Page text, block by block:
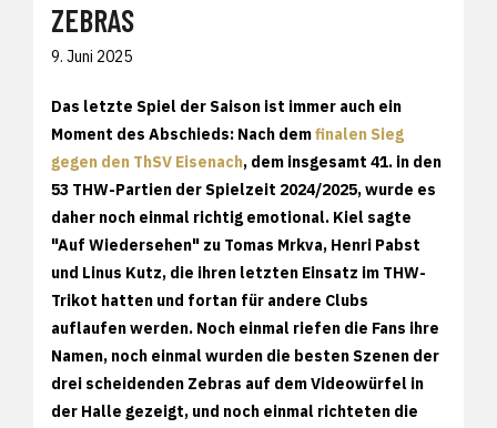
ZEBRAS
9. Juni 2025
Das letzte Spiel der Saison ist immer auch ein
Moment des Abschieds: Nach demfinalen Sieg
gegen den ThSV Eisenach, dem insgesamt 41. in den
53 THW-Partien der Spielzeit 2024/2025, wurde es
daher noch einmal richtig emotional. Kiel sagte
"Auf Wiedersehen" zu Tomas Mrkva, Henri Pabst
und Linus Kutz, die ihren letzten Einsatz im THW-
Trikot hatten und fortan für andere Clubs
auflaufen werden. Noch einmal riefen die Fans ihre
Namen, noch einmal wurden die besten Szenen der
drei scheidenden Zebras auf dem Videowürfel in
der Halle gezeigt, und noch einmal richteten die